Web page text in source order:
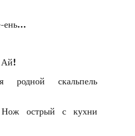
ень…
Ай!
скальпель
острый с кухни